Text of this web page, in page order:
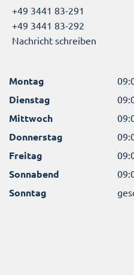
+49 3441 83-291
+49 3441 83-292
Nachricht schreiben
Montag
Dienstag
Mittwoch
Donnerstag
Freitag
Sonnabend
Sonntag